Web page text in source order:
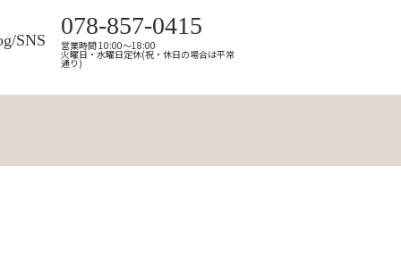
SNS
078-857-0415
営業時間 10:00～18:00
火曜日・水曜日定休(祝・休日の場合は平常
通り)